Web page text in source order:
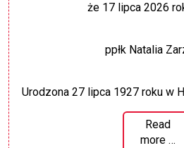
że 17 lipca 2026
ppłk Natalia
Urodzona 27 lipca 1927 roku w
Read
more …